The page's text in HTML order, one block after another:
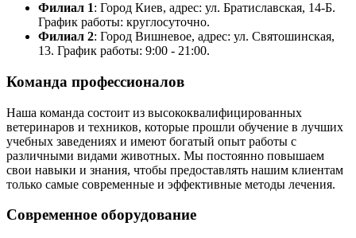
Филиал 1: Город Киев, адрес: ул. Братиславская, 14-Б.
График работы: круглосуточно.
Филиал 2: Город Вишневое, адрес: ул. Святошинская,
13. График работы: 9:00 - 21:00.
Команда профессионалов
Наша команда состоит из высококвалифицированных
ветеринаров и техников, которые прошли обучение в лучших
учебных заведениях и имеют богатый опыт работы с
различными видами животных. Мы постоянно повышаем
свои навыки и знания, чтобы предоставлять нашим клиентам
только самые современные и эффективные методы лечения.
Современное оборудование